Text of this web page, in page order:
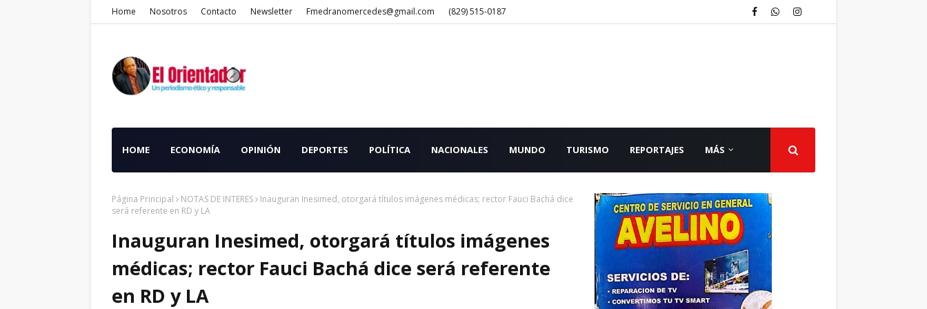
Home Nosotros Contacto Newsletter Fmedranomercedes@gmail.com (829) 515-0187
HOME ECONOMÍA OPINIÓN DEPORTES POLÍTICA NACIONALES MUNDO TURISMO REPORTAJES MÁS
Página Principal NOTAS DE INTERES
Inauguran Inesimed, otorgará títulos imágenes médicas; rector Fauci Bachá dice
será referente en RD y LA
Inauguran Inesimed, otorgará títulos imágenes
médicas; rector Fauci Bachá dice será referente
en RD y LA